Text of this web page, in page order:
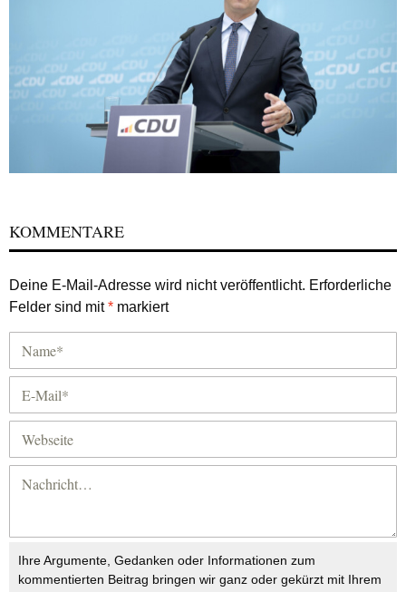
KOMMENTARE
Deine E-Mail-Adresse wird nicht veröffentlicht. Erforderliche
Felder sind mit* markiert
Ihre Argumente, Gedanken oder Informationen zum
kommentierten Beitrag bringen wir ganz oder gekürzt mit Ihrem